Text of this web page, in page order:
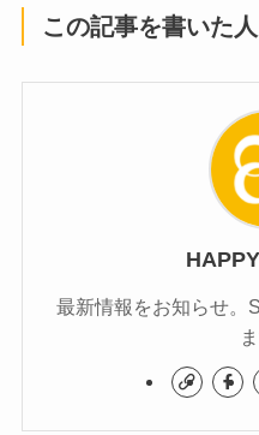
この記事を書いた人
最新情報をお知らせ。